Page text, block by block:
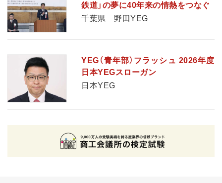
鉄道」の夢に40年来の情熱をつなぐ
千葉県 野田YEG
YEG（青年部）フラッシュ 2026年度
日本YEGスローガン
日本YEG